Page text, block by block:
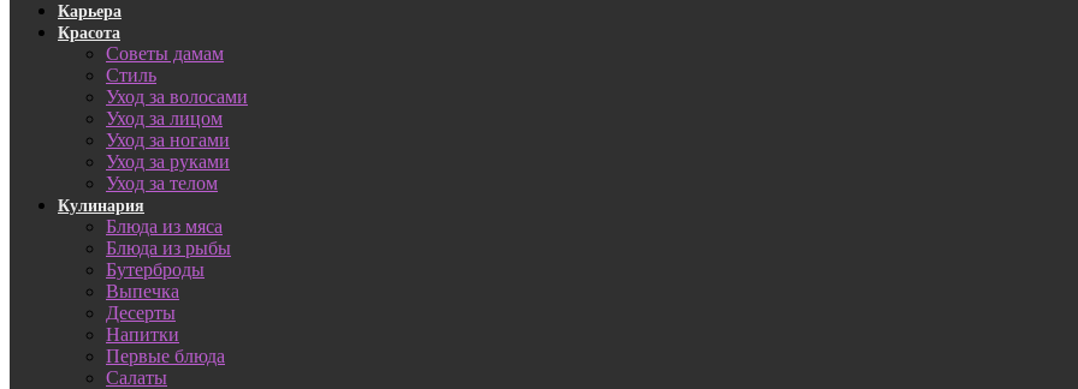
Карьера
Красота
Советы дамам
Стиль
Уход за волосами
Уход за лицом
Уход за ногами
Уход за руками
Уход за телом
Кулинария
Блюда из мяса
Блюда из рыбы
Бутерброды
Выпечка
Десерты
Напитки
Первые блюда
Салаты